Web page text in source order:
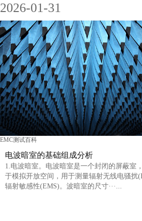
2026-01-31
EMC测试百科
电波暗室的基础组成分析
1.电波暗室。电波暗室是一个封闭的屏蔽室
于模拟开放空间，用于测量辐射无线电骚扰
辐射敏感性(EMS)。波暗室的尺寸···...